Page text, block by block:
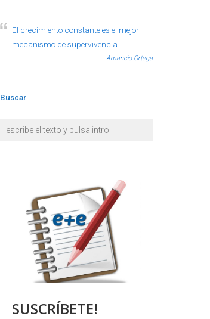
El crecimiento constante es el mejor
mecanismo de supervivencia
Amancio Ortega
Buscar
SUSCRÍBETE!